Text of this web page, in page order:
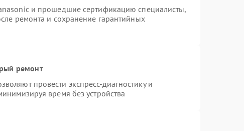
и прошедшие сертификацию специалисты,
ремонта и сохранение гарантийных
ремонт
провести экспресс-диагностику и
время без устройства